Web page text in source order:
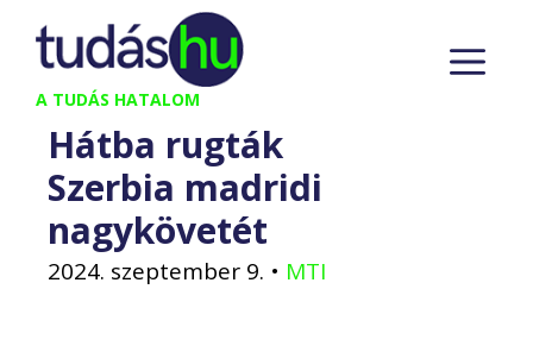
Kilépés
tartalomba
A TUDÁS HATALOM
Hátba rugták
Szerbia madridi
nagykövetét
2024. szeptember 9. • MTI